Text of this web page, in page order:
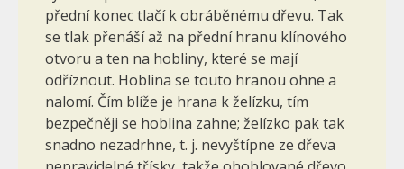
přední konec tlačí k obráběnému dřevu. Tak
se tlak přenáší až na přední hranu klínového
otvoru a ten na hobliny, které se mají
odříznout. Hoblina se touto hranou ohne a
nalomí. Čím blíže je hrana k želízku, tím
bezpečněji se hoblina zahne; želízko pak tak
snadno nezadrhne, t. j. nevyštípne ze dřeva